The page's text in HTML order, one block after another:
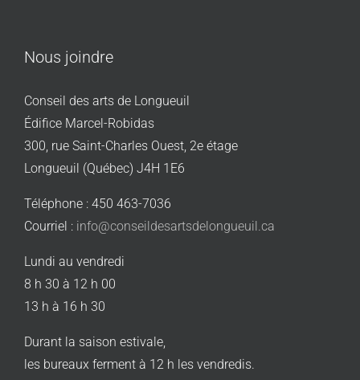
Nous joindre
Conseil des arts de Longueuil
Édifice Marcel-Robidas
300, rue Saint-Charles Ouest, 2e étage
Longueuil (Québec) J4H 1E6
Téléphone : 450 463-7036
Courriel : info@conseildesartsdelongueuil.ca
Lundi au vendredi
8 h 30 à 12 h 00
13 h à 16 h 30
Durant la saison estivale,
les bureaux ferment à 12 h les vendredis.